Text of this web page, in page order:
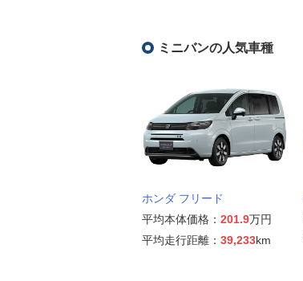
ミニバンの人気車種
ホンダ フリード
平均本体価格： 201.9万円
平均走行距離： 39,233km